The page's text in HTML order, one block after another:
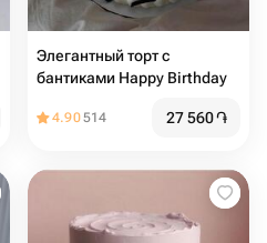
Элегантный торт с
бантиками Happy Birthday
4.90514 27 560֏